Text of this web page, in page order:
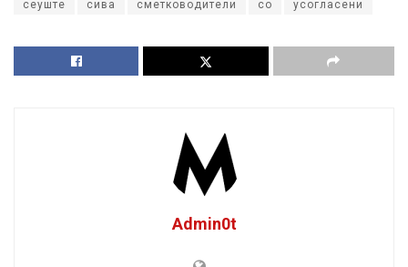
сеуште сива сметководители со усогласени
Admin0t